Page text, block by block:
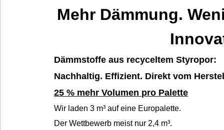
Mehr Dämmung.
Dämmstoffe aus recyceltem Styropor:
Nachhaltig. Effizient. Direkt vom
25 % mehr Volumen pro Palette
Wir laden 3 m³ auf eine Europalette.
Der Wettbewerb meist nur 2,4 m³.